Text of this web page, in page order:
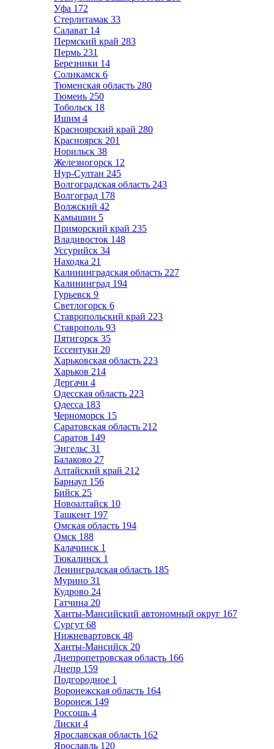
Уфа 172
Стерлитамак 33
Салават 14
Пермский край 283
Пермь 231
Березники 14
Соликамск 6
Тюменская область 280
Тюмень 250
Тобольск 18
Ишим 4
Красноярский край 280
Красноярск 201
Норильск 38
Железногорск 12
Нур-Султан 245
Волгоградская область 243
Волгоград 178
Волжский 42
Камышин 5
Приморский край 235
Владивосток 148
Уссурийск 34
Находка 21
Калининградская область 227
Калининград 194
Гурьевск 9
Светлогорск 6
Ставропольский край 223
Ставрополь 93
Пятигорск 35
Ессентуки 20
Харьковская область 223
Харьков 214
Дергачи 4
Одесская область 223
Одесса 183
Черноморск 15
Саратовская область 212
Саратов 149
Энгельс 31
Балаково 27
Алтайский край 212
Барнаул 156
Бийск 25
Новоалтайск 10
Ташкент 197
Омская область 194
Омск 188
Калачинск 1
Тюкалинск 1
Ленинградская область 185
Мурино 31
Кудрово 24
Гатчина 20
Ханты-Мансийский автономный округ 167
Сургут 68
Нижневартовск 48
Ханты-Мансийск 20
Днепропетровская область 166
Днепр 159
Подгородное 1
Воронежская область 164
Воронеж 149
Россошь 4
Лиски 4
Ярославская область 162
Ярославль 120